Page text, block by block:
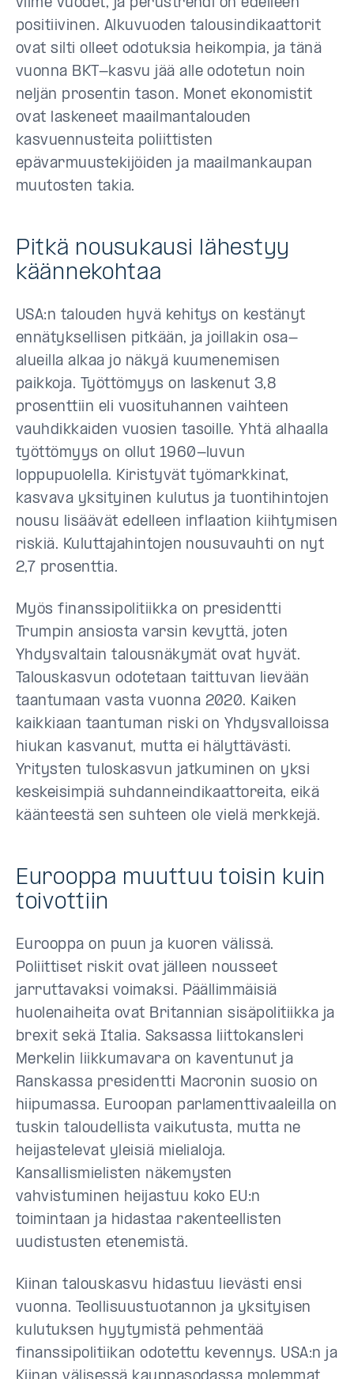
viime vuodet, ja perustrendi on edelleen
positiivinen. Alkuvuoden talousindikaattorit
ovat silti olleet odotuksia heikompia, ja tänä
vuonna BKT-kasvu jää alle odotetun noin
neljän prosentin tason. Monet ekonomistit
ovat laskeneet maailmantalouden
kasvuennusteita poliittisten
epävarmuustekijöiden ja maailmankaupan
muutosten takia.
Pitkä nousukausi lähestyy
käännekohtaa
USA:n talouden hyvä kehitys on kestänyt
ennätyksellisen pitkään, ja joillakin osa-
alueilla alkaa jo näkyä kuumenemisen
paikkoja. Työttömyys on laskenut 3,8
prosenttiin eli vuosituhannen vaihteen
vauhdikkaiden vuosien tasoille. Yhtä alhaalla
työttömyys on ollut 1960-luvun
loppupuolella. Kiristyvät työmarkkinat,
kasvava yksityinen kulutus ja tuontihintojen
nousu lisäävät edelleen inflaation kiihtymisen
riskiä. Kuluttajahintojen nousuvauhti on nyt
2,7 prosenttia.
Myös finanssipolitiikka on presidentti
Trumpin ansiosta varsin kevyttä, joten
Yhdysvaltain talousnäkymät ovat hyvät.
Talouskasvun odotetaan taittuvan lievään
taantumaan vasta vuonna 2020. Kaiken
kaikkiaan taantuman riski on Yhdysvalloissa
hiukan kasvanut, mutta ei hälyttävästi.
Yritysten tuloskasvun jatkuminen on yksi
keskeisimpiä suhdanneindikaattoreita, eikä
käänteestä sen suhteen ole vielä merkkejä.
Eurooppa muuttuu toisin kuin
toivottiin
Eurooppa on puun ja kuoren välissä.
Poliittiset riskit ovat jälleen nousseet
jarruttavaksi voimaksi. Päällimmäisiä
huolenaiheita ovat Britannian sisäpolitiikka ja
brexit sekä Italia. Saksassa liittokansleri
Merkelin liikkumavara on kaventunut ja
Ranskassa presidentti Macronin suosio on
hiipumassa. Euroopan parlamenttivaaleilla on
tuskin taloudellista vaikutusta, mutta ne
heijastelevat yleisiä mielialoja.
Kansallismielisten näkemysten
vahvistuminen heijastuu koko EU:n
toimintaan ja hidastaa rakenteellisten
uudistusten etenemistä.
Kiinan talouskasvu hidastuu lievästi ensi
vuonna. Teollisuustuotannon ja yksityisen
kulutuksen hyytymistä pehmentää
finanssipolitiikan odotettu kevennys. USA:n ja